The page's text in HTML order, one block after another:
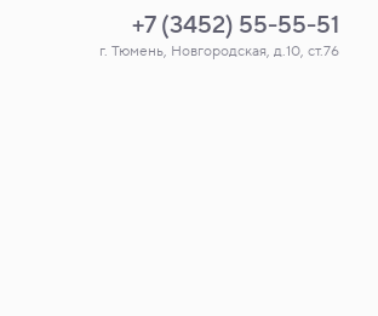
+7 (3452) 55-55-51
г. Тюмень, Новгородская, д.10, ст.76